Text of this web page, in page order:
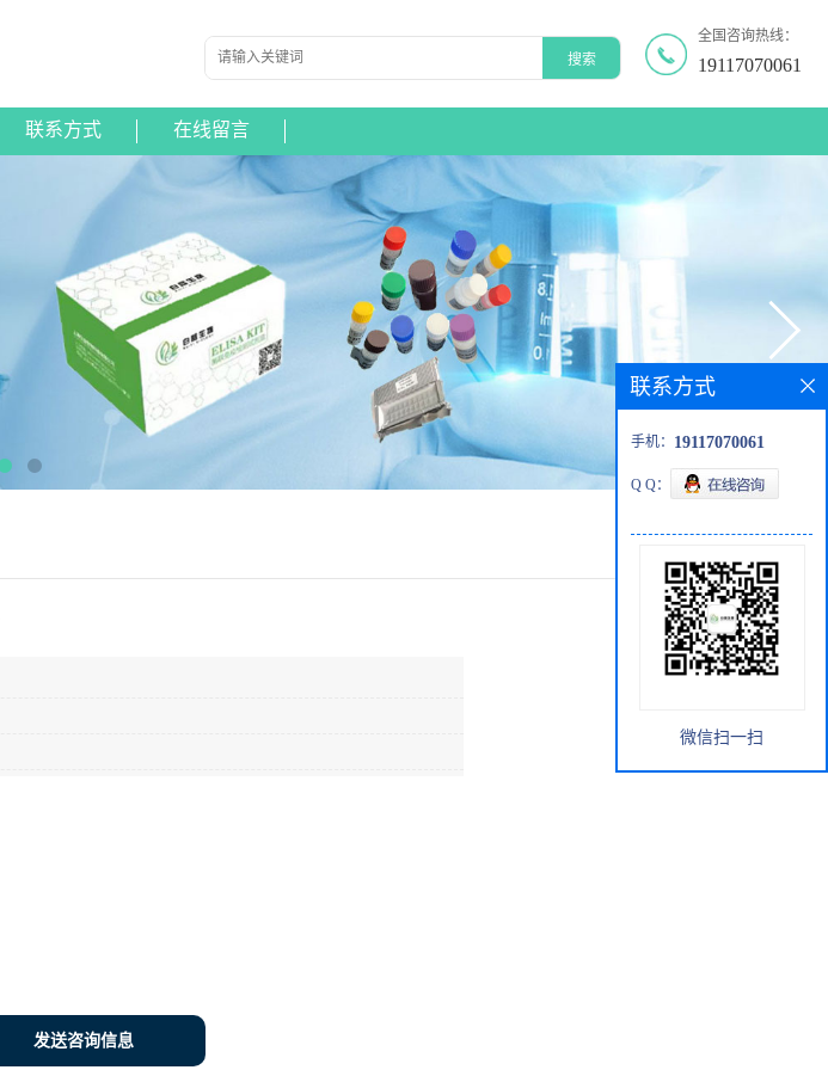
全国咨询热线：
19117070061
联系方式 在线留言
发送咨询信息
联系方式
手机： 19117070061
Q Q：
微信扫一扫